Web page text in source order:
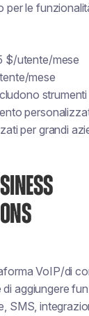
per le
$/utente/mese
mese
per grandi
VoIP/di
aggiungere
SMS,